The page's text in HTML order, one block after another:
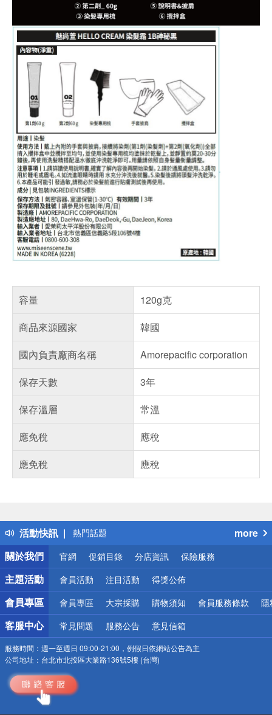
容量
120g克
商品來源國家
韓國
國內負責廠商名稱
Amorepacific corporation
保存天數
3年
保存溫層
常溫
應免稅
應稅
應免稅
應稅
活動快訊
得獎公告
熱門話題
銀行優惠
偏遠地區配送
詐騙網頁！請小心！
more
關於我們
官網 促銷目錄 分店資訊 保險服務
主題活動 會員活動 注目活動 得獎公佈
會員專區 會員專區 大宗採購 購物須知 會員服務條款 隱
客服中心 常見問題 服務公告 意見信箱
服務時間： 週一至週日 09:00-21:00，例假日依網站公告為主
公司地址： 台北市北投區大業路136號5樓 (台灣)